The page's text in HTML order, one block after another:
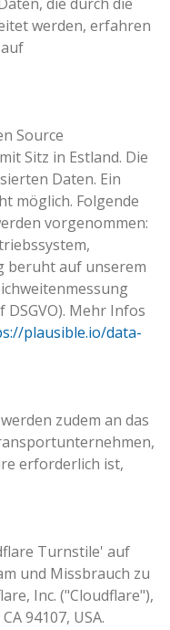
werden, erfahren
Source
Sitz in Estland. Die
Daten. Ein
möglich. Folgende
vorgenommen:
beruht auf unserem
DSGVO). Mehr Infos
plausible.io/data-
zudem an das
erforderlich ist,
Turnstile' auf
und Missbrauch zu
Inc. ("Cloudflare"),
94107, USA.